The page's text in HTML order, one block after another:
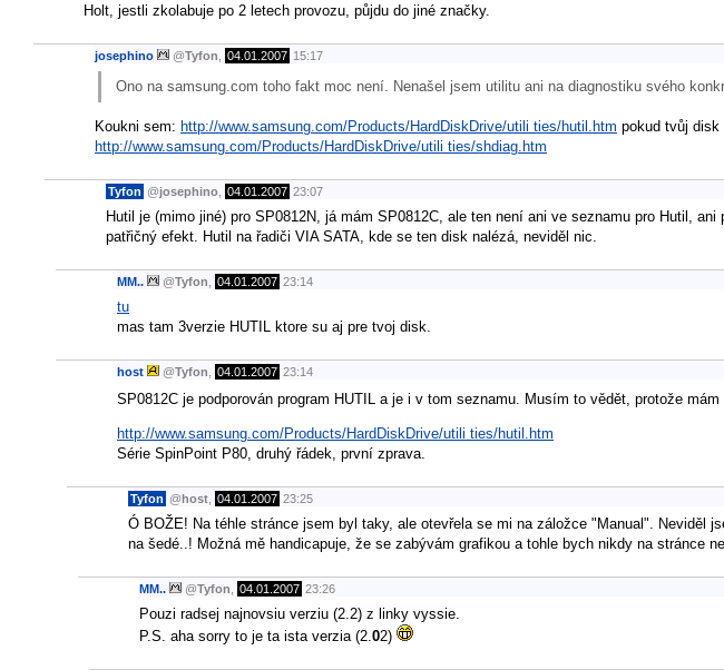
Holt, jestli zkolabuje po 2 letech provozu, půjdu do jiné značky.
josephino @Tyfon 04.01.2007 15:17
Ono na samsung.com toho fakt moc není. Nenašel jsem utilitu ani na diagnostiku svého
Koukni sem: http://www.samsung.com/Products/HardDiskDrive/utili ties/hutil.htm pokud tvůj disk
http://www.samsung.com/Products/HardDiskDrive/utili ties/shdiag.htm
Tyfon @josephino 04.01.2007 23:07
Hutil je (mimo jiné) pro SP0812N, já mám SP0812C, ale ten není ani ve seznamu pro Hutil,
patřičný efekt. Hutil na řadiči VIA SATA, kde se ten disk nalézá, neviděl nic.
MM.. @Tyfon 04.01.2007 23:14
tu
mas tam 3verzie HUTIL ktore su aj pre tvoj disk.
host @Tyfon 04.01.2007 23:14
SP0812C je podporován program HUTIL a je i v tom seznamu. Musím to vědět, protože mám
http://www.samsung.com/Products/HardDiskDrive/utili ties/hutil.htm
Série SpinPoint P80, druhý řádek, první zprava.
Tyfon @host 04.01.2007 23:25
Ó BOŽE! Na téhle stránce jsem byl taky, ale otevřela se mi na záložce "Manual". Neviděl
na šedé..! Možná mě handicapuje, že se zabývám grafikou a tohle bych nikdy na stránce
MM.. @Tyfon 04.01.2007 23:26
Pouzi radsej najnovsiu verziu (2.2) z linky vyssie.
P.S. aha sorry to je ta ista verzia (2. 02)